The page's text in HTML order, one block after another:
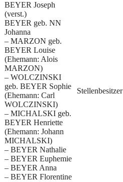
BEYER Joseph
(verst.)
BEYER geb. NN
Johanna
– MARZON geb.
BEYER Louise
(Ehemann: Alois
MARZON)
– WOLCZINSKI
geb. BEYER Sophie
(Ehemann: Carl
WOLCZINSKI)
– MICHALSKI geb.
BEYER Henriette
(Ehemann: Johann
MICHALSKI)
– BEYER Nathalie
– BEYER Euphemie
– BEYER Anna
– BEYER Florentine
Stellenbesitzer